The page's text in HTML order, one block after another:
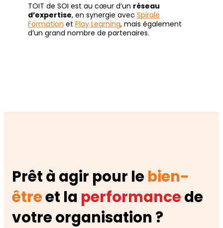
TOIT de SOI est au cœur d’un réseau
d’expertise, en synergie avec Spirale
Formation et Play Learning, mais également
d’un grand nombre de partenaires.
Prêt à agir pour lebien-
êtreet la performancede
votre organisation ?